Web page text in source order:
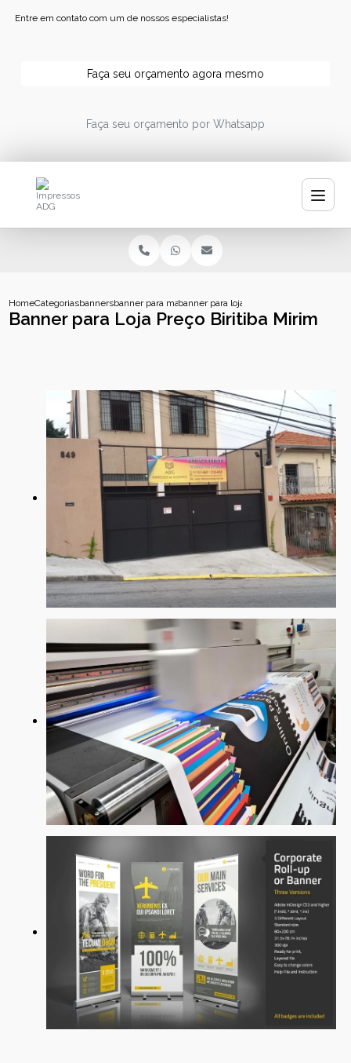
Entre em contato com um de nossos especialistas!
Faça seu orçamento agora mesmo
Faça seu orçamento por Whatsapp
HomeCategoriasbannersbanner para manicurebanner para loja preco biritiba mirim
Banner para Loja Preço Biritiba Mirim